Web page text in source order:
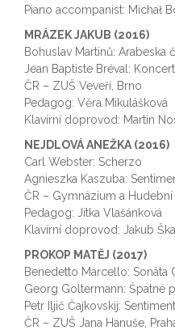
Piano accompanist: Michał
MRÁZEK JAKUB (2016)
Bohuslav Martinů: Arabeska
Jean Baptiste Bréval:
ČR – ZUŠ Veveří, Brno
Pedagog: Věra Mikulášková
Klavírní doprovod: Martin
NEJDLOVÁ ANEŽKA (2016)
Carl Webster: Scherzo
Agnieszka Kaszuba:
ČR – Gymnázium a
Pedagog: Jitka Vlašánková
Klavírní doprovod: Jakub
PROKOP MATĚJ (2017)
Benedetto Marcello: Sonáta
Georg Goltermann: Špatné
Petr Iljič Čajkovskij:
ČR – ZUŠ Jana Hanuše,